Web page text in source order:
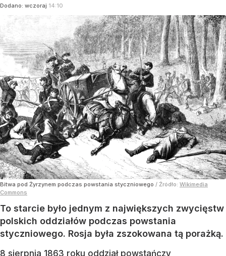
Dodano: wczoraj 14:10
Bitwa pod Żyrzynem podczas powstania styczniowego / Źródło: Wikimedia
Commons
To starcie było jednym z największych zwycięstw
polskich oddziałów podczas powstania
styczniowego. Rosja była zszokowana tą porażką.
8 sierpnia 1863 roku oddział powstańczy